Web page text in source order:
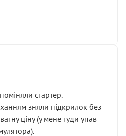
стартер.
зняли підкрилок без
ціну (у мене туди упав